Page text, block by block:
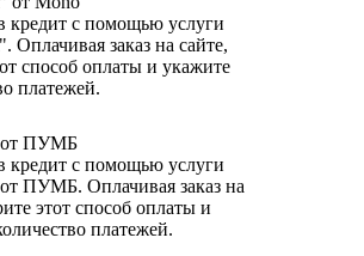
кредит с помощью услуги
Оплачивая заказ на сайте,
способ оплаты и укажите
платежей.
от ПУМБ
кредит с помощью услуги
ПУМБ. Оплачивая заказ на
этот способ оплаты и
платежей.